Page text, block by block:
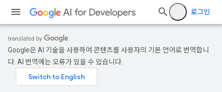
로그인
Google은 AI 기술을 사용하여 콘텐츠를 사용자의 기본 언어로 번역합니
다. AI 번역에는 오류가 있을 수 있습니다.